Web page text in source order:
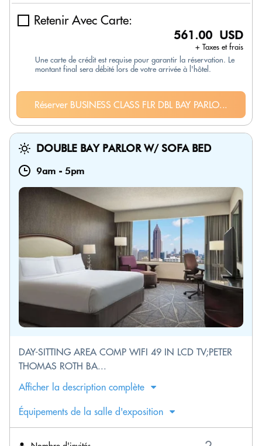
Retenir Avec Carte:
561.00 USD
+ Taxes et frais
Une carte de crédit est requise pour garantir la réservation. Le
montant final sera débité lors de votre arrivée à l'hôtel.
Réserver BUSINESS CLASS FLR DBL BAY PARLO...
DOUBLE BAY PARLOR W/ SOFA BED
9am - 5pm
DAY-SITTING AREA COMP WIFI 49 IN LCD TV;PETER
THOMAS ROTH BA...
Afficher la description complète
Équipements de la salle d'exposition